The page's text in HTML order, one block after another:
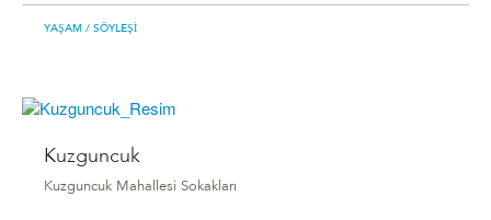
YAŞAM / SÖYLEŞI
Kuzguncuk
Kuzguncuk Mahallesi Sokakları